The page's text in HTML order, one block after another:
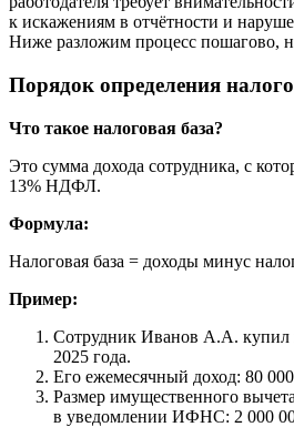
к искажениям в отчётности и
Ниже разложим процесс пошагово,
Порядок определения
Что такое налоговая база?
Это сумма дохода сотрудника, с
13% НДФЛ.
Формула:
Налоговая база = доходы минус
Пример:
Сотрудник Иванов А.А. купил
2025 года.
Его ежемесячный доход: 80
Размер имущественного
в уведомлении ИФНС: 2 000